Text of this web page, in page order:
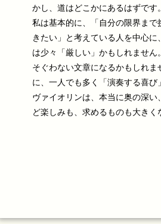
かし、道はどこかにあるはずです。
私は基本的に、「自分の限界ま
きたい」と考えている人を中心
は少々「厳しい」かもしれません
そぐわない文章になるかもしれま
に、一人でも多く「演奏する喜び
ヴァイオリンは、本当に奥の深
ど楽しみも、求めるものも大きく